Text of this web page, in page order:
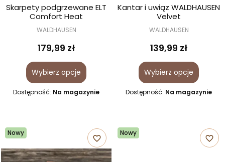
Skarpety podgrzewane ELT
Comfort Heat
WALDHAUSEN
179,99 zł
Wybierz opcje
Dostępność: Na magazynie
Kantar i uwiąz WALDHAUSEN
Velvet
WALDHAUSEN
139,99 zł
Wybierz opcje
Dostępność: Na magazynie
Nowy
favorite_border
Nowy
favorite_border